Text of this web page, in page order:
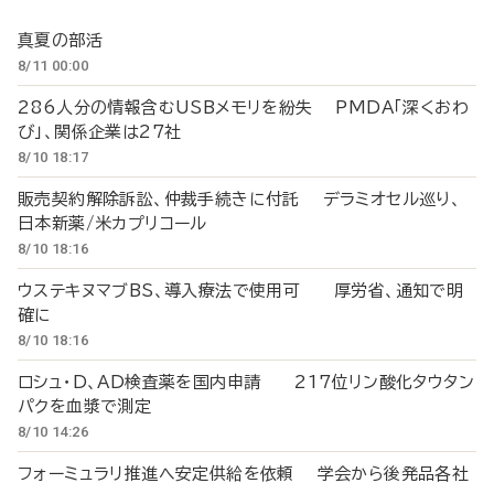
真夏の部活
8/11 00:00
286人分の情報含むUSBメモリを紛失 PMDA「深くおわ
び」、関係企業は27社
8/10 18:17
販売契約解除訴訟、仲裁手続きに付託 デラミオセル巡り、
日本新薬/米カプリコール
8/10 18:16
ウステキヌマブBS、導入療法で使用可 厚労省、通知で明
確に
8/10 18:16
ロシュ・D、AD検査薬を国内申請 217位リン酸化タウタン
パクを血漿で測定
8/10 14:26
フォーミュラリ推進へ安定供給を依頼 学会から後発品各社